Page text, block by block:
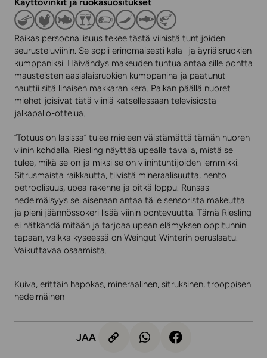
Raikas persoonallisuus tekee tästä viinistä tuntijoiden
seurusteluviinin. Se sopii erinomaisesti kala- ja äyriäisruokien
kumppaniksi. Häivähdys makeuden tuntua antaa sille pontta
mausteisten aasialaisruokien kumppanina ja paatunut
nauttii sitä lihaisen makkaran kera. Paikan päällä nuoret
miehet joisivat tätä viiniä katsellessaan televisiosta
jalkapallo-ottelua.
”Totuus on lasissa” tulee mieleen väistämättä tämän nuoren
viinin kohdalla. Riesling näyttää upealla tavalla, mistä se
tulee, mikä se on ja miksi se on viinintuntijoiden lemmikki.
Sitrusmaista raikkautta, tiivistä mineraalisuutta, hento
petroolisuus, upea rakenne ja pitkä loppu. Runsas
hedelmäisyys sellaisenaan antaa tälle sensorista makeutta
ja pieni jäännössokeri lisää viinin pontevuutta. Tämä Riesling
ei hätkähdä mitään ja tarjoaa upean elämyksen oppitunnin
tapaan, vaikka kyseessä on Weingut Winterin peruslaatu.
Vaikuttavaa osaamista.
Kuiva, erittäin hapokas, mineraalinen, sitruksinen, trooppisen
hedelmäinen
JAA